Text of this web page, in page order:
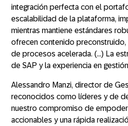
integración perfecta con el
escalabilidad de la plataforma,
mientras mantiene estándares
ofrecen contenido preconstruido,
de procesos acelerada. (…) La
de SAP y la experiencia en
Alessandro Manzi, director de
reconocidos como líderes y de
nuestro compromiso de
accionables y una rápida